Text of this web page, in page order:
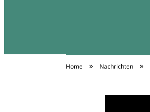
Home » Nachrichten »